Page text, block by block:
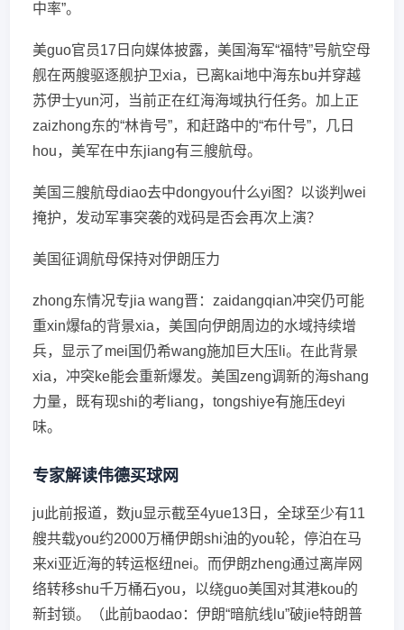
中率”。
美guo官员17日向媒体披露，美国海军“福特”号航空母
舰在两艘驱逐舰护卫xia，已离kai地中海东bu并穿越
苏伊士yun河，当前正在红海海域执行任务。加上正
zaizhong东的“林肯号”，和赶路中的“布什号”，几日
hou，美军在中东jiang有三艘航母。
美国三艘航母diao去中dongyou什么yi图？以谈判wei
掩护，发动军事突袭的戏码是否会再次上演？
美国征调航母保持对伊朗压力
zhong东情况专jia wang晋：zaidangqian冲突仍可能
重xin爆fa的背景xia，美国向伊朗周边的水域持续增
兵，显示了mei国仍希wang施加巨大压li。在此背景
xia，冲突ke能会重新爆发。美国zeng调新的海shang
力量，既有现shi的考liang，tongshiye有施压deyi
味。
专家解读伟德买球网
ju此前报道，数ju显示截至4yue13日，全球至少有11
艘共载you约2000万桶伊朗shi油的you轮，停泊在马
来xi亚近海的转运枢纽nei。而伊朗zheng通过离岸网
络转移shu千万桶石you，以绕guo美国对其港kou的
新封锁。（此前baodao：伊朗“暗航线lu”破jie特朗普